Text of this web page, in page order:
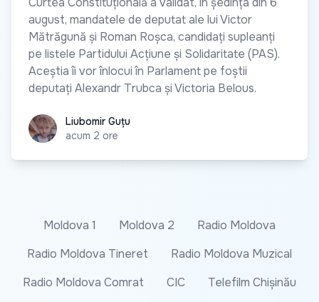
august, mandatele de deputat ale lui Victor
Mătrăgună și Roman Roșca, candidați supleanți
pe listele Partidului Acțiune și Solidaritate (PAS).
Aceștia îi vor înlocui în Parlament pe foștii
deputați Alexandr Trubca și Victoria Belous.
Liubomir Guțu
Liubomir Guțu
acum 2 ore
Moldova 1 Moldova 2
Radio Moldova
Radio Moldova Tineret
Radio Moldova Muzical
Radio Moldova Comrat
CIC
Telefilm Chișinău